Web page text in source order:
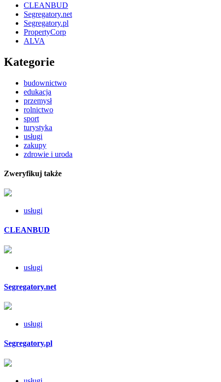
CLEANBUD
Segregatory.net
Segregatory.pl
PropertyCorp
ALVA
Kategorie
budownictwo
edukacja
przemysł
rolnictwo
sport
turystyka
usługi
zakupy
zdrowie i uroda
Zweryfikuj także
usługi
CLEANBUD
usługi
Segregatory.net
usługi
Segregatory.pl